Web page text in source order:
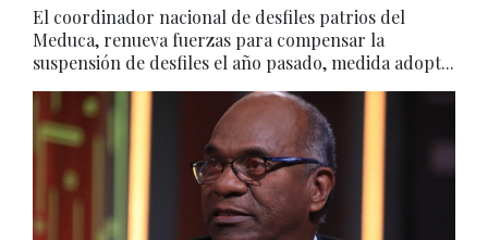
El coordinador nacional de desfiles patrios del
Meduca, renueva fuerzas para compensar la
suspensión de desfiles el año pasado, medida adopt...